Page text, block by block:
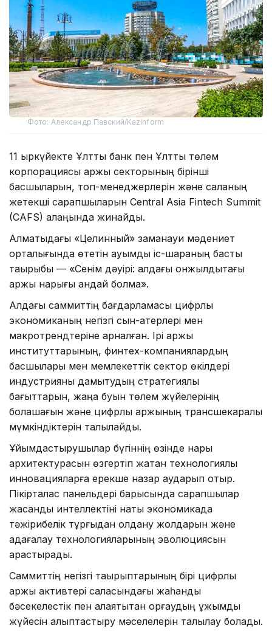
Фото: Александр Павский/Kazinform
11 қыркүйекте Ұлттық банк пен Ұлттық төлем
корпорациясы қаржы секторының бірінші
басшыларын, топ-менеджерлерін және саланың
жетекші сарапшыларын Central Asia Fintech Summit
(CAFS) алаңында жинайды.
Алматыдағы «Целинный» заманауи мәдениет
орталығында өтетін ауқымды іс-шараның басты
тақырыбы — «Сенім дәуірі: алдағы онжылдықтағы
қаржы нарығы қандай болмақ».
Алдағы саммиттің бағдарламасы цифрлық
экономиканың негізгі сын-қатерлері мен
макротрендтеріне арналған. Ірі қаржы
институттарының, финтех-компаниялардың
басшылары мен мемлекеттік сектор өкілдері
индустрияны дамытудың стратегиялық
бағыттарын, жаңа буын төлем жүйелерінің
болашағын және цифрлық қаржының трансшекаралық
мүмкіндіктерін талқылайды.
Ұйымдастырушылар бүгіннің өзінде нарық
архитектурасын өзгертіп жатқан технологиялық
инновацияларға ерекше назар аударып отыр.
Пікірталас панельдері барысында сарапшылар
жасанды интеллектіні нақты экономикада
тәжірибелік тұрғыдан қолдану жолдарын және
қадағалау технологияларының эволюциясын
қарастырады.
Саммиттің негізгі тақырыптарының бірі цифрлық
қаржы активтері саласындағы жаһандық
бәсекелестік пен алаяқтықтан қорғаудың ұжымдық
жүйесін қалыптастыру мәселелерін талқылау болады.